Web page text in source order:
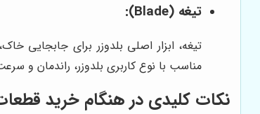
تیغه (Blade):
تیغه، ابزار اصلی بلدوزر برای
مناسب با نوع کاربری بلدوزر، راندمان و
نکات کلیدی در هنگام خرید